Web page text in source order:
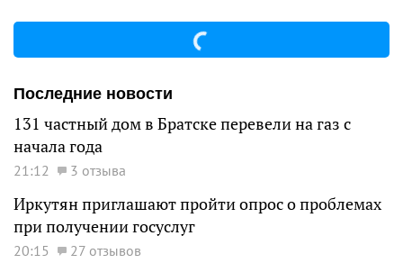
Последние новости
131 частный дом в Братске перевели на газ с
начала года
21:12 3 отзыва
Иркутян приглашают пройти опрос о проблемах
при получении госуслуг
20:15 27 отзывов